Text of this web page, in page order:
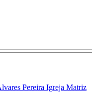
Pereira Igreja Matriz